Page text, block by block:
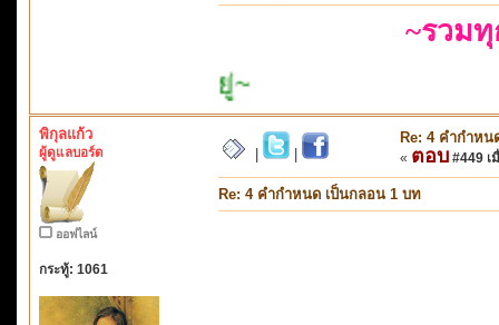
~รวม
พิกุลแก้ว
ผู้ดูแลบอร์ด
ออฟไลน์
กระทู้: 1061
Re: 4 คำกำห
« ตอบ #449 เ
Re: 4 คำกำหนด เป็นกลอน 1 บท